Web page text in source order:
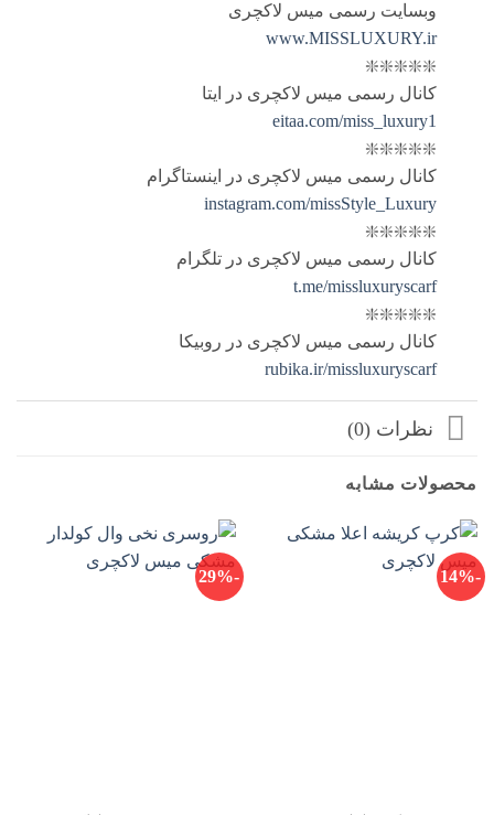
وبسایت رسمی میس لاکچری
www.MISSLUXURY.ir
❇️❇️❇️❇️❇️
کانال رسمی میس لاکچری در ایتا
eitaa.com/miss_luxury1
❇️❇️❇️❇️❇️
کانال رسمی میس لاکچری در اینستاگرام
instagram.com/missStyle_Luxury
❇️❇️❇️❇️❇️
کانال رسمی میس لاکچری در تلگرام
t.me/missluxuryscarf
❇️❇️❇️❇️❇️
کانال رسمی میس لاکچری در روبیکا
rubika.ir/missluxuryscarf
نظرات (0)
محصولات مشابه
-14%
-29%